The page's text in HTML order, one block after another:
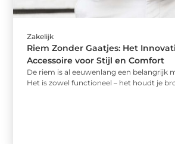
Zakelijk
Riem Zonder Gaatjes: Het
Accessoire voor Stijl en Comfort
De riem is al eeuwenlang een belangrijk
Het is zowel functioneel – het houdt je